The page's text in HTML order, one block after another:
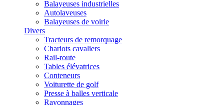
Balayeuses industrielles
Autolaveuses
Balayeuses de voirie
Divers
Tracteurs de remorquage
Chariots cavaliers
Rail-route
Tables élévatrices
Conteneurs
Voiturette de golf
Presse à balles verticale
Rayonnages